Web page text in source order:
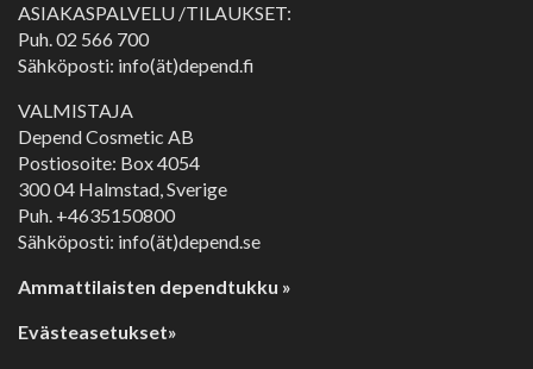
ASIAKASPALVELU /TILAUKSET:
Puh.02 566 700
Sähköposti: info(ät)depend.fi
VALMISTAJA
Depend Cosmetic AB
Postiosoite: Box 4054
300 04 Halmstad, Sverige
Puh. +4635150800
Sähköposti: info(ät)depend.se
Ammattilaisten dependtukku »
Evästeasetukset»